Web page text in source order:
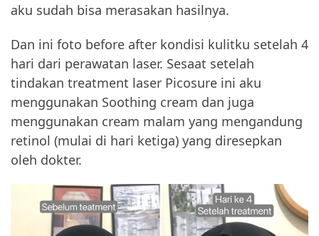
aku sudah bisa merasakan hasilnya.
Dan ini foto before after kondisi kulitku setelah 4
hari dari perawatan laser. Sesaat setelah
tindakan treatment laser Picosure ini aku
menggunakan Soothing cream dan juga
menggunakan cream malam yang mengandung
retinol (mulai di hari ketiga) yang diresepkan
oleh dokter.